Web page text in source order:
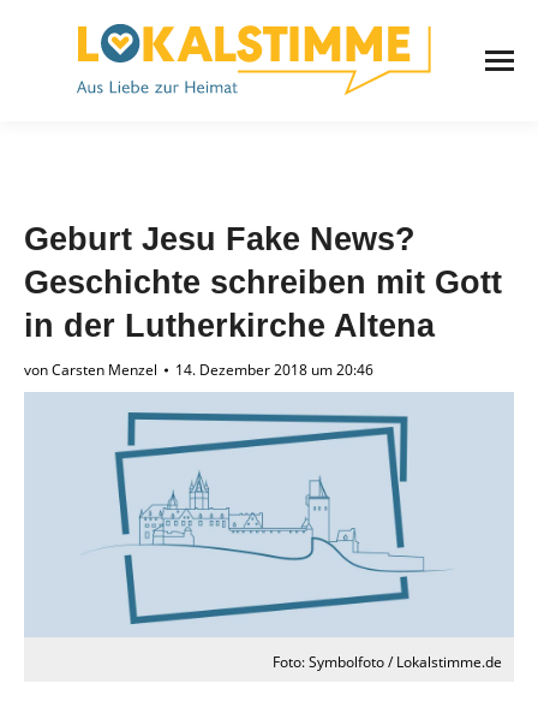
Geburt Jesu Fake News?
Geschichte schreiben mit Gott
in der Lutherkirche Altena
vonCarsten Menzel 14. Dezember 2018 um 20:46
Foto: Symbolfoto / Lokalstimme.de